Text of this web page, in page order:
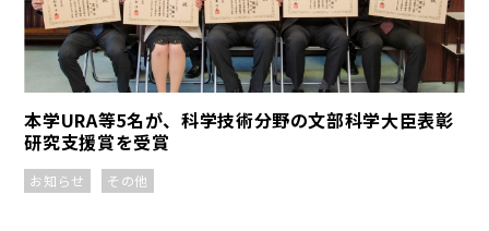
本学URA等5名が、科学技術分野の文部科学大臣表彰
研究支援賞を受賞
お知らせ その他